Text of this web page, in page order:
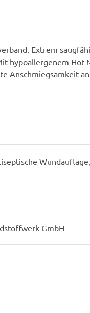
Extrem
hypoallergenem Hot-
Anschmiegsamkeit
GmbH